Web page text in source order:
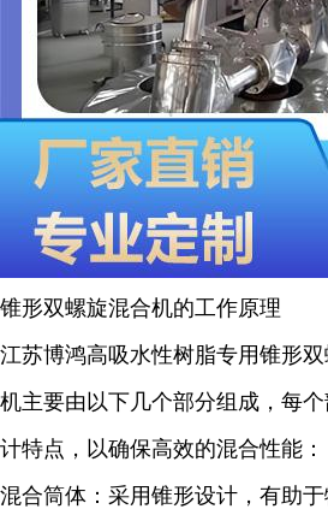
锥形双螺旋混合机的工作原理
江苏博鸿高吸水性树脂专用锥形
机主要由以下几个部分组成，每
计特点，以确保高效的混合性能：
混合筒体：采用锥形设计，有助